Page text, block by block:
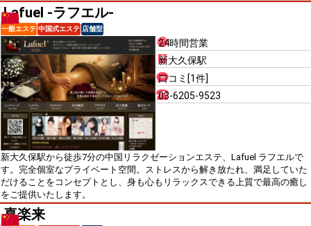
Lafuel -ラフエル-
一般エステ 中国式エステ 店舗型
24時間営業
新大久保駅
口コミ[1件]
03-6205-9523
新大久保駅から徒歩7分の中国リラクゼーションエステ、Lafuel ラフエルで
す。完全個室なプライベート空間。ストレスから解き放たれ、満足していた
だけることをコンセプトとし、身も心もリラックスできる上質で最高の癒し
をご提供いたします。
喜楽来